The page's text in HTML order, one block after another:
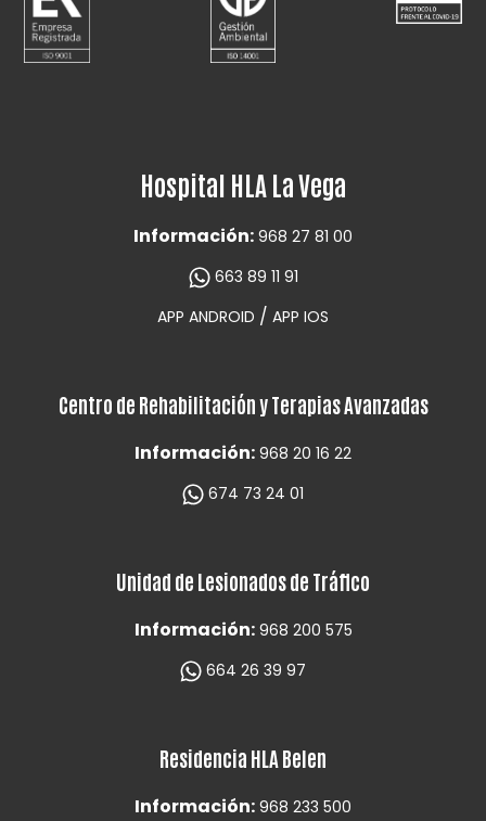
Hospital HLA La Vega
Información: 968 27 81 00
663 89 11 91
APP ANDROID / APP IOS
Centro de Rehabilitación y Terapias Avanzadas
Información: 968 20 16 22
674 73 24 01
Unidad de Lesionados de Tráfico
Información: 968 200 575
664 26 39 97
Residencia HLA Belen
Información: 968 233 500